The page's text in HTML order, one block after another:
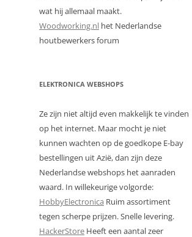
wat hij allemaal maakt.
Woodworking.nl het Nederlandse
houtbewerkers forum
ELEKTRONICA WEBSHOPS
Ze zijn niet altijd even makkelijk te vinden
op het internet. Maar mocht je niet
kunnen wachten op de goedkope E-bay
bestellingen uit Azië, dan zijn deze
Nederlandse webshops het aanraden
waard. In willekeurige volgorde:
HobbyElectronica Ruim assortiment
tegen scherpe prijzen. Snelle levering.
HackerStore Heeft een aantal zeer